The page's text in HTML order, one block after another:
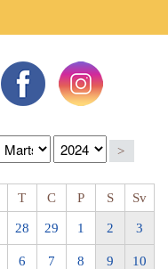
>
T C P S Sv
28 29 1 2 3
6 7 8 9 10